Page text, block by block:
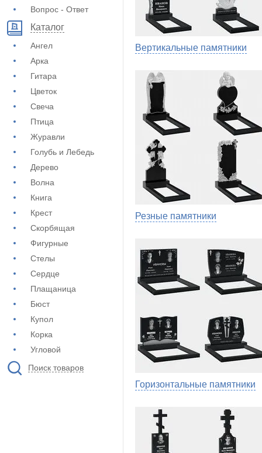
Вопрос - Ответ
Каталог
Ангел
Арка
Гитара
Цветок
Свеча
Птица
Журавли
Голубь и Лебедь
Дерево
Волна
Книга
Крест
Скорбящая
Фигурные
Стелы
Сердце
Плащаница
Бюст
Купол
Корка
Угловой
Поиск товаров
Вертикальные памятники
Резные памятники
Горизонтальные памятники